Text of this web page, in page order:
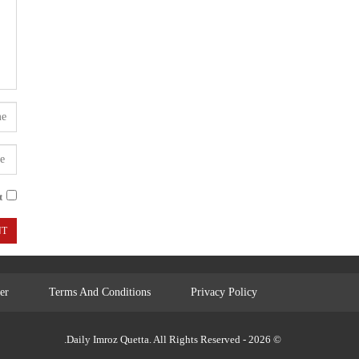
Privacy Policy
Terms And Conditions
© 2026 - Daily Imroz Quetta. All Rights Reserved.